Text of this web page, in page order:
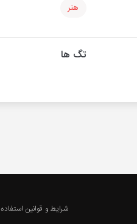
هنر
تگ ها
شرایط و قوانین استفاده